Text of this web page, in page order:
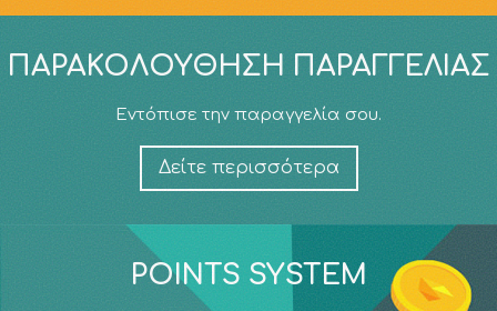
ΠΑΡΑΚΟΛΟΎΘΗΣΗ ΠΑΡΑΓΓΕΛΊΑΣ
Εντόπισε την παραγγελία σου.
Δείτε περισσότερα
POINTS SYSTEM